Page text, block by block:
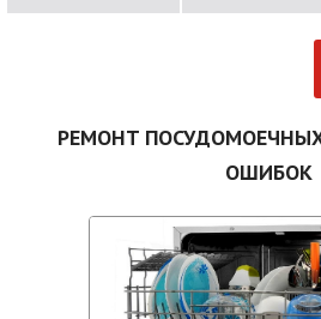
РЕМОНТ
ОШИБОК